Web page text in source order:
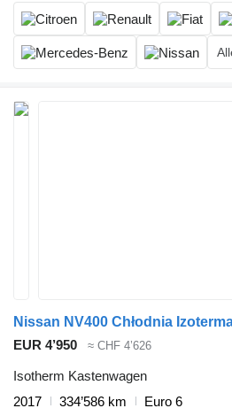
EUR 4’950 ≈ CHF 4’626
Isotherm Kastenwagen
2017
334’586 km
Euro 6